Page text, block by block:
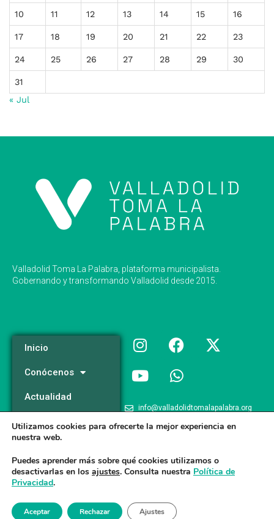
10 11 12 13 14 15 16
17 18 19 20 21 22 23
24 25 26 27 28 29 30
31
« Jul
Valladolid Toma La Palabra, plataforma municipalista.
Gobernando y transformando Valladolid desde 2015.
Inicio
Conócenos
Actualidad
Programa
info@valladolidtomalapalabra.org
+34 983 426 124
Utilizamos cookies para ofrecerte la mejor experiencia en
nuestra web.
Puedes aprender más sobre qué cookies utilizamos o
desactivarlas en los ajustes. Consulta nuestra Política de
Privacidad.
Aceptar Rechazar Ajustes